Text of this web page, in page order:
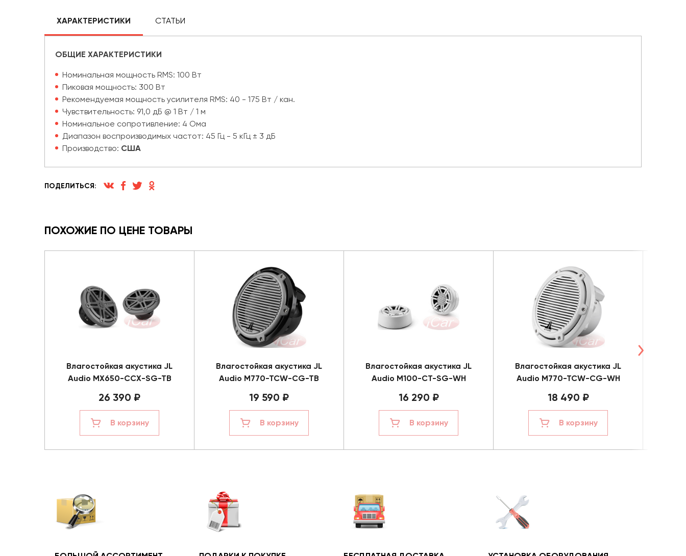
ХАРАКТЕРИСТИКИ СТАТЬИ
ОБЩИЕ ХАРАКТЕРИСТИКИ
Номинальная мощность RMS: 100 Вт
Пиковая мощность: 300 Вт
Рекомендуемая мощность усилителя RMS: 40 - 175 Вт / кан.
Чувствительность: 91,0 дБ @ 1 Вт / 1 м
Номинальное сопротивление: 4 Ома
Диапазон воспроизводимых частот: 45 Гц - 5 кГц ± 3 дБ
Производство: США
ПОДЕЛИТЬСЯ:
ПОХОЖИЕ ПО ЦЕНЕ ТОВАРЫ
Влагостойкая акустика JL
Audio MX650-CCX-SG-TB
26 390 ₽
В корзину
Влагостойкая акустика JL
Audio M770-TCW-CG-TB
19 590 ₽
В корзину
Влагостойкая акустика JL
Audio M100-CT-SG-WH
16 290 ₽
В корзину
Влагостойкая акустика JL
Audio M770-TCW-CG-WH
18 490 ₽
В корзину